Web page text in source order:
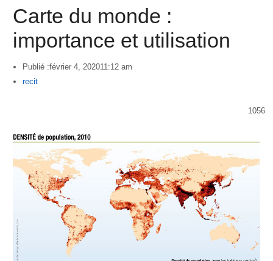
Carte du monde :
importance et utilisation
Publié :février 4, 202011:12 am
Author
recit
1056